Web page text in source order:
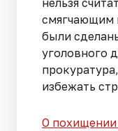
смягчающим
были
уголовного
избежать
О